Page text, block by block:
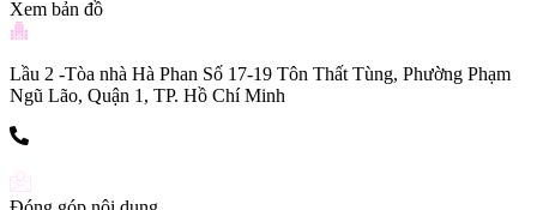
Xem bản đồ
Lầu 2 -Tòa nhà Hà Phan Số 17-19 Tôn Thất Tùng, Phường Phạm
Ngũ Lão, Quận 1, TP. Hồ Chí Minh